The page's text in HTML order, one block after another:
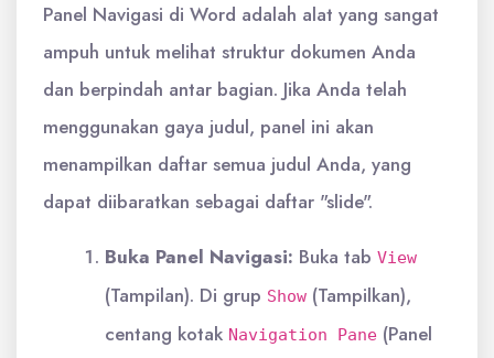
Panel Navigasi di Word adalah alat yang sangat
ampuh untuk melihat struktur dokumen Anda
dan berpindah antar bagian. Jika Anda telah
menggunakan gaya judul, panel ini akan
menampilkan daftar semua judul Anda, yang
dapat diibaratkan sebagai daftar "slide".
Buka Panel Navigasi: Buka tab View
(Tampilan). Di grup Show (Tampilkan),
centang kotak Navigation Pane (Panel